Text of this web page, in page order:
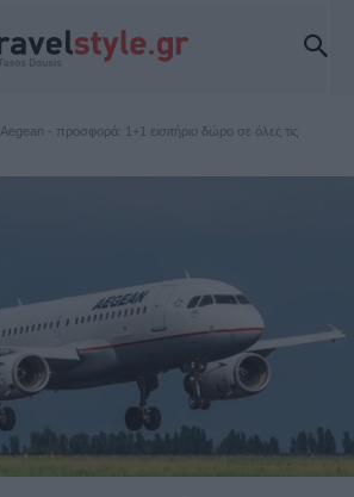
Aegean - προσφορά: 1+1 εισιτήριο δώρο σε όλες τις
Travel News